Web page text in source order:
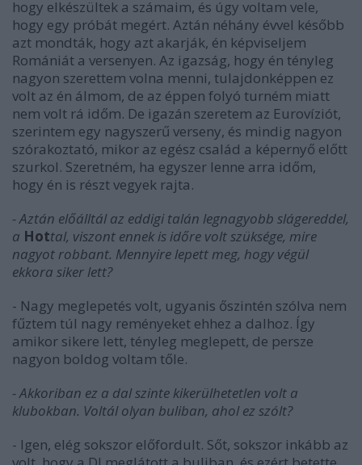
hogy elkészültek a számaim, és úgy voltam vele,
hogy egy próbát megért. Aztán néhány évvel később
azt mondták, hogy azt akarják, én képviseljem
Romániát a versenyen. Az igazság, hogy én tényleg
nagyon szerettem volna menni, tulajdonképpen ez
volt az én álmom, de az éppen folyó turném miatt
nem volt rá időm. De igazán szeretem az Eurovíziót,
szerintem egy nagyszerű verseny, és mindig nagyon
szórakoztató, mikor az egész család a képernyő előtt
szurkol. Szeretném, ha egyszer lenne arra időm,
hogy én is részt vegyek rajta.
- Aztán előálltál az eddigi talán legnagyobb slágereddel,
a Hottal, viszont ennek is időre volt szüksége, mire
nagyot robbant. Mennyire lepett meg, hogy végül
ekkora siker lett?
- Nagy meglepetés volt, ugyanis őszintén szólva nem
fűztem túl nagy reményeket ehhez a dalhoz. Így
amikor sikere lett, tényleg meglepett, de persze
nagyon boldog voltam tőle.
- Akkoriban ez a dal szinte kikerülhetetlen volt a
klubokban. Voltál olyan buliban, ahol ez szólt?
- Igen, elég sokszor előfordult. Sőt, sokszor inkább az